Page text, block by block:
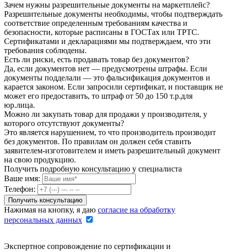
Зачем нужны разрешительные документы на маркетплейс?
Разрешительные документы необходимы, чтобы подтверждать
соответствие определенным требованиям качества и
безопасности, которые расписаны в ГОСТах или ТРТС.
Сертификатами и декларациями мы подтверждаем, что эти
требования соблюдены.
Есть ли риски, есть продавать товар без документов?
Да, если документов нет — предусмотрены штрафы. Если
документы подделали — это фальсификация документов и
карается законом. Если запросили сертификат, и поставщик не
может его предоставить, то штраф от 50 до 150 т.р.для
юр.лица.
Можно ли закупать товар для продажи у производителя, у
которого отсутствуют документы?
Это является нарушением, то что производитель производит
без документов. По правилам он должен себя ставить
заявителем-изготовителем и иметь разрешительный документ
на свою продукцию.
Получить подробную консультацию у специалиста
Ваше имя:
Телефон:
Нажимая на кнопку, я даю согласие на обработку
персональных данных
Экспертное сопровождение по сертификации и